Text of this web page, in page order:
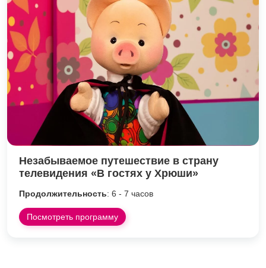
Незабываемое путешествие в страну
телевидения «В гостях у Хрюши»
Продолжительность: 6 - 7 часов
Посмотреть программу